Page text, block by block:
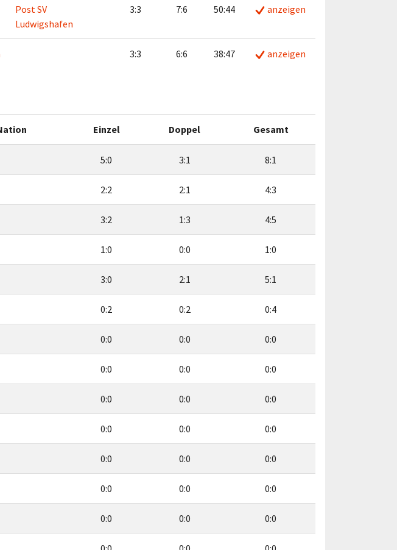
Post SV
Ludwigshafen
3:3 7:6 50:44 anzeigen
3:3 6:6 38:47 anzeigen
Einzel Doppel Gesamt
5:0 3:1 8:1
2:2 2:1 4:3
3:2 1:3 4:5
1:0 0:0 1:0
3:0 2:1 5:1
0:2 0:2 0:4
0:0 0:0 0:0
0:0 0:0 0:0
0:0 0:0 0:0
0:0 0:0 0:0
0:0 0:0 0:0
0:0 0:0 0:0
0:0 0:0 0:0